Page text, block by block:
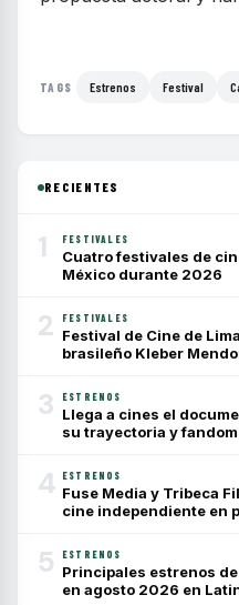
TAGS Estrenos Festival
RECIENTES
1 FESTIVALES
Cuatro festivales de
México durante 2026
2 FESTIVALES
Festival de Cine de
brasileño Kleber
3 ESTRENOS
Llega a cines el
su trayectoria y fandom
4 ESTRENOS
Fuse Media y Tribeca
cine independiente en
5 ESTRENOS
Principales estrenos
en agosto 2026 en